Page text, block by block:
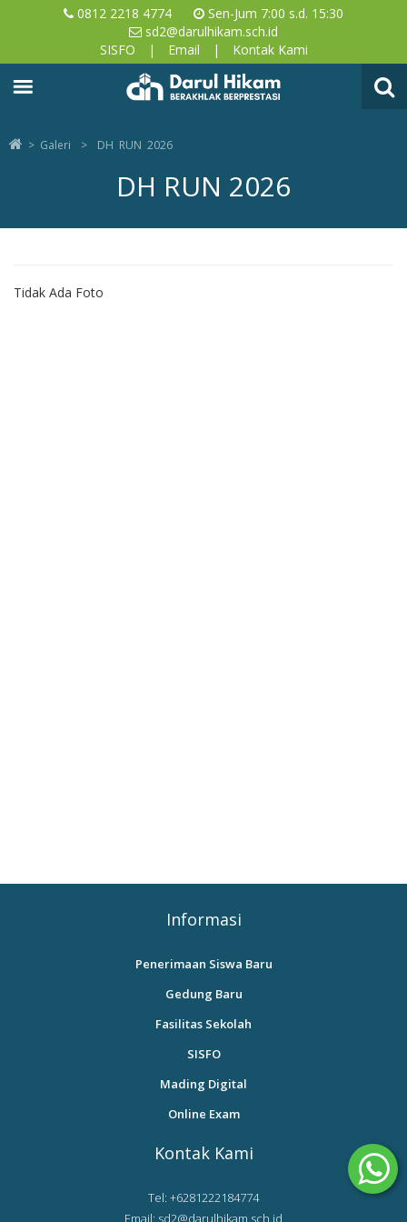
0812 2218 4774
Sen-Jum 7:00 s.d. 15:30
sd2@darulhikam.sch.id
SISFO
| Email |
Kontak Kami
Sekolah Islam Bandung, SD di Rancaekek Kabupaten Bandung, Darul
Hikam, SD 2 Darul Hikam Rancaekek
> Galeri > DH RUN 2026
DH RUN 2026
Tidak Ada Foto
Informasi
Penerimaan Siswa Baru
Gedung Baru
Fasilitas Sekolah
SISFO
Mading Digital
Online Exam
Kontak Kami
Tel: +6281222184774
Email: sd2@darulhikam.sch.id